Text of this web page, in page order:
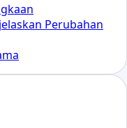
Perubahan